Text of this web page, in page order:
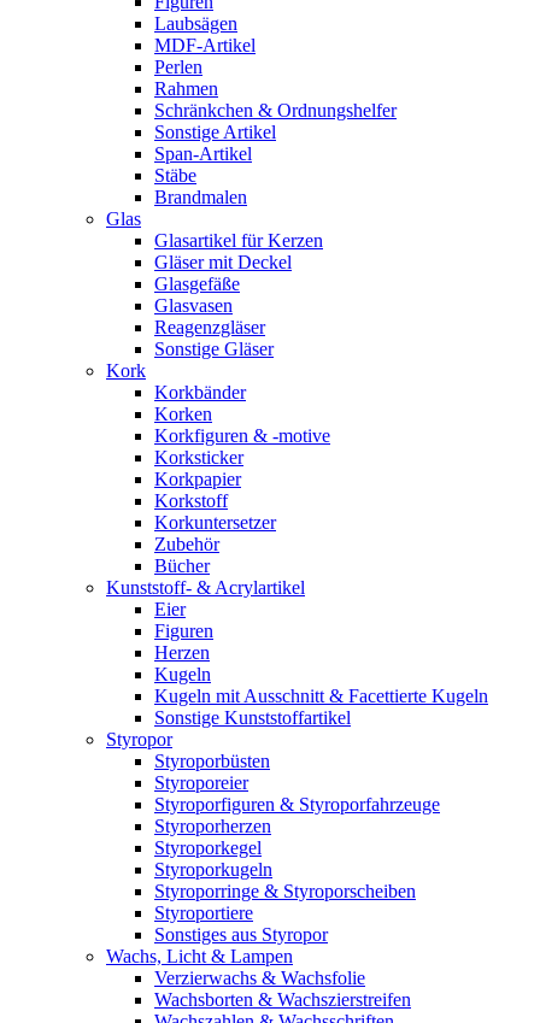
Laubsägen
MDF-Artikel
Perlen
Rahmen
Schränkchen & Ordnungshelfer
Sonstige Artikel
Span-Artikel
Stäbe
Brandmalen
Glas
Glasartikel für Kerzen
Gläser mit Deckel
Glasgefäße
Glasvasen
Reagenzgläser
Sonstige Gläser
Kork
Korkbänder
Korken
Korkfiguren & -motive
Korksticker
Korkpapier
Korkstoff
Korkuntersetzer
Zubehör
Bücher
Kunststoff- & Acrylartikel
Eier
Figuren
Herzen
Kugeln
Kugeln mit Ausschnitt & Facettierte Kugeln
Sonstige Kunststoffartikel
Styropor
Styroporbüsten
Styroporeier
Styroporfiguren & Styroporfahrzeuge
Styroporherzen
Styroporkegel
Styroporkugeln
Styroporringe & Styroporscheiben
Styroportiere
Sonstiges aus Styropor
Wachs, Licht & Lampen
Verzierwachs & Wachsfolie
Wachsborten & Wachszierstreifen